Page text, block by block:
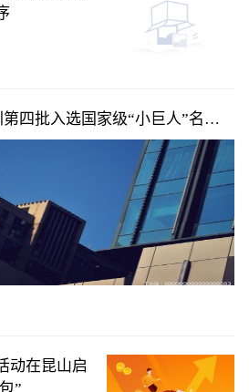
四批入选国家级“小巨人”名单
动在昆山启